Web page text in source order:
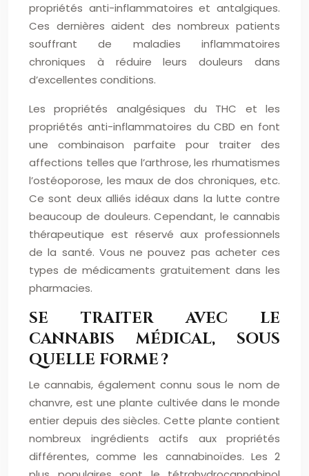
propriétés anti-inflammatoires et antalgiques.
Ces dernières aident des nombreux patients
souffrant de maladies inflammatoires
chroniques à réduire leurs douleurs dans
d’excellentes conditions.
Les propriétés analgésiques du THC et les
propriétés anti-inflammatoires du CBD en font
une combinaison parfaite pour traiter des
affections telles que l’arthrose, les rhumatismes
l’ostéoporose, les maux de dos chroniques, etc.
Ce sont deux alliés idéaux dans la lutte contre
beaucoup de douleurs. Cependant, le cannabis
thérapeutique est réservé aux professionnels
de la santé. Vous ne pouvez pas acheter ces
types de médicaments gratuitement dans les
pharmacies.
SE TRAITER AVEC LE
CANNABIS MÉDICAL, SOUS
QUELLE FORME ?
Le cannabis, également connu sous le nom de
chanvre, est une plante cultivée dans le monde
entier depuis des siècles. Cette plante contient
nombreux ingrédients actifs aux propriétés
différentes, comme les cannabinoïdes. Les 2